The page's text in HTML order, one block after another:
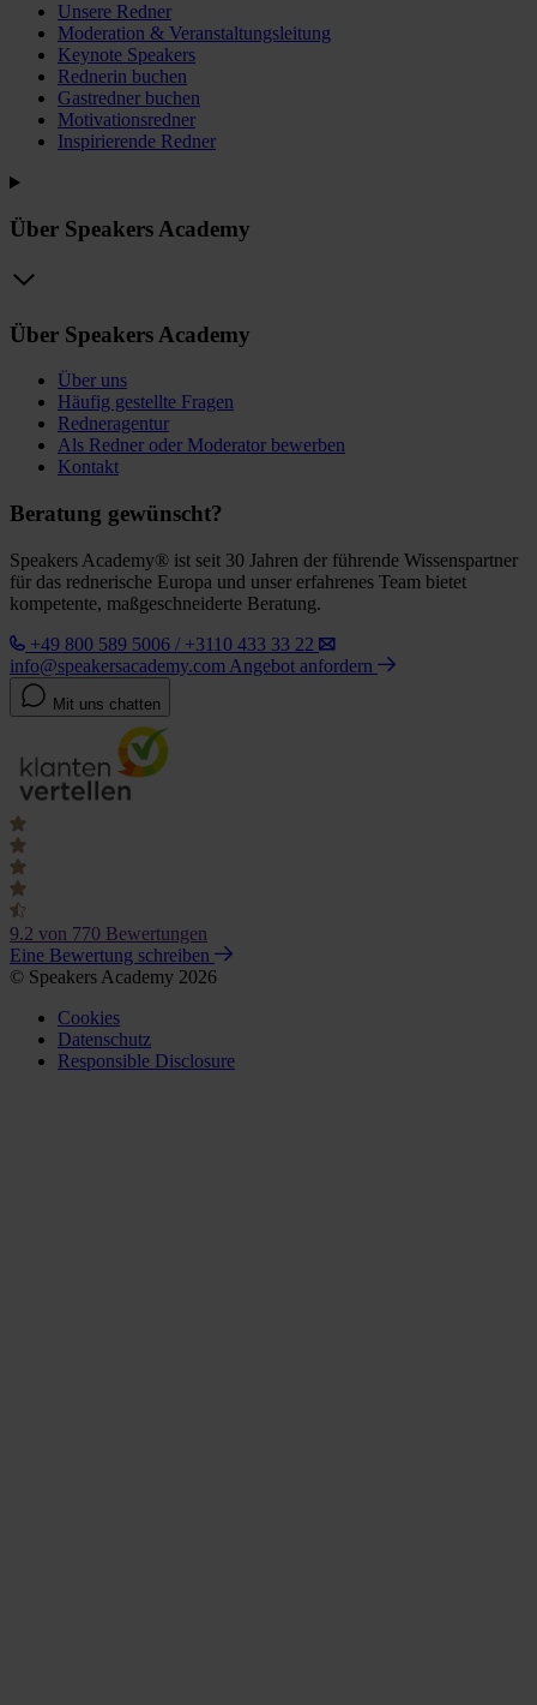
Unsere Redner
Moderation & Veranstaltungsleitung
Keynote Speakers
Rednerin buchen
Gastredner buchen
Motivationsredner
Inspirierende Redner
Über Speakers Academy
Über Speakers Academy
Über uns
Häufig gestellte Fragen
Redneragentur
Als Redner oder Moderator bewerben
Kontakt
Beratung gewünscht?
Speakers Academy® ist seit 30 Jahren der führende Wissenspartner
für das rednerische Europa und unser erfahrenes Team bietet
kompetente, maßgeschneiderte Beratung.
+49 800 589 5006 / +3110 433 33 22
info@speakersacademy.com Angebot anfordern
Mit uns chatten
9.2 von 770 Bewertungen
Eine Bewertung schreiben
© Speakers Academy 2026
Cookies
Datenschutz
Responsible Disclosure